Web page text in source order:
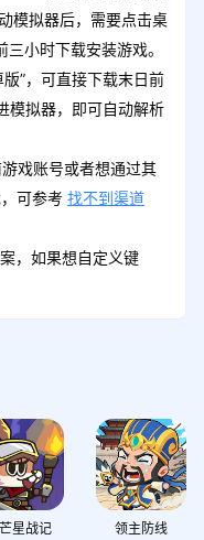
模拟器后，需要点击桌
小时下载安装游戏。
”，可直接下载末日前
模拟器，即可自动解析
戏账号或者想通过其
可参考 找不到渠道
，如果想自定义键
星战记 领主防线